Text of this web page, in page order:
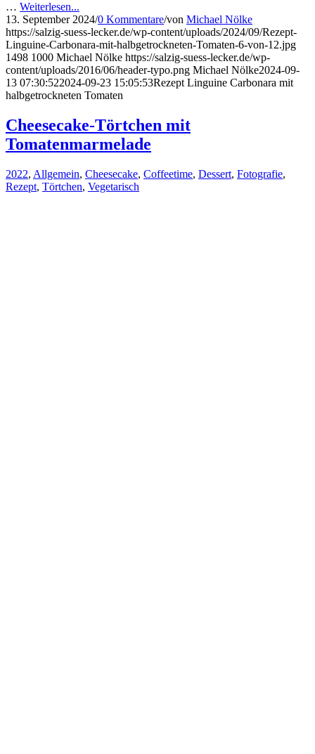
… Weiterlesen...
13. September 2024/0 Kommentare/von Michael Nölke
https://salzig-suess-lecker.de/wp-content/uploads/2024/09/Rezept-
Linguine-Carbonara-mit-halbgetrockneten-Tomaten-6-von-12.jpg
1498 1000 Michael Nölke https://salzig-suess-lecker.de/wp-
content/uploads/2016/06/header-typo.png Michael Nölke2024-09-
13 07:30:522024-09-23 15:05:53Rezept Linguine Carbonara mit
halbgetrockneten Tomaten
Cheesecake-Törtchen mit
Tomatenmarmelade
2022, Allgemein, Cheesecake, Coffeetime, Dessert, Fotografie,
Rezept, Törtchen, Vegetarisch